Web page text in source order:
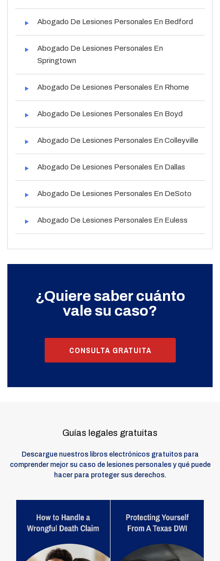
Abogado De Lesiones Personales En Bedford
Abogado De Lesiones Personales En
Springtown
Abogado De Lesiones Personales En Rhome
Abogado De Lesiones Personales En Boyd
Abogado De Lesiones Personales En Colleyville
Abogado De Lesiones Personales En Dallas
Abogado De Lesiones Personales En DeSoto
Abogado De Lesiones Personales En Euless
¿Quiere saber cuánto
vale su caso?
CONSULTA GRATUITA
Guías legales gratuitas
Descargue nuestros libros electrónicos gratuitos para
comprender mejor su caso de lesiones personales y qué puede
hacer para proteger sus derechos.